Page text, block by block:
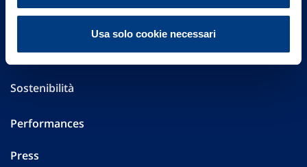
Usa solo cookie necessari
Altre informazioni
Sostenibilità
Performances
Press